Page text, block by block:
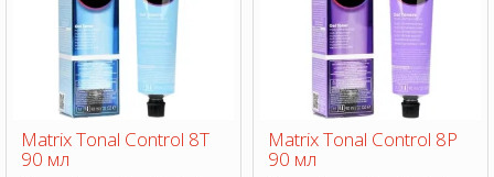
Matrix Tonal Control 8T
90 мл
Matrix Tonal Control 8P
90 мл